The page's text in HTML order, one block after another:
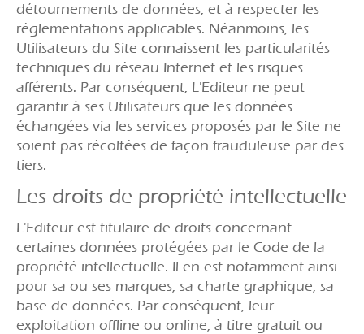
détournements de données, et à respecter les
réglementations applicables. Néanmoins, les
Utilisateurs du Site connaissent les particularités
techniques du réseau Internet et les risques
afférents. Par conséquent, L'Editeur ne peut
garantir à ses Utilisateurs que les données
échangées via les services proposés par le Site ne
soient pas récoltées de façon frauduleuse par des
tiers.
Les droits de propriété intellectuelle
L'Editeur est titulaire de droits concernant
certaines données protégées par le Code de la
propriété intellectuelle. Il en est notamment ainsi
pour sa ou ses marques, sa charte graphique, sa
base de données. Par conséquent, leur
exploitation offline ou online, à titre gratuit ou